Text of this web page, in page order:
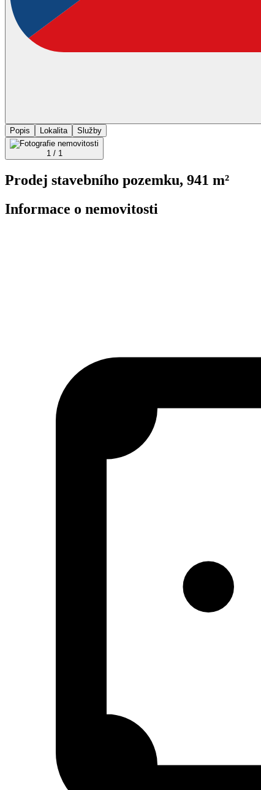
Popis
Lokalita Služby
1 / 1
Prodej stavebního pozemku, 941 m²
Informace o nemovitosti